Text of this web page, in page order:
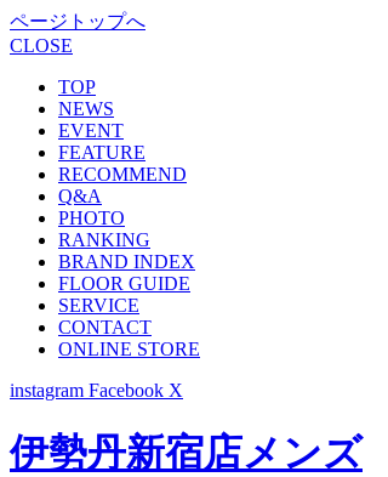
ページトップへ
CLOSE
TOP
NEWS
EVENT
FEATURE
RECOMMEND
Q&A
PHOTO
RANKING
BRAND INDEX
FLOOR GUIDE
SERVICE
CONTACT
ONLINE STORE
instagram Facebook X
伊勢丹新宿店メンズ